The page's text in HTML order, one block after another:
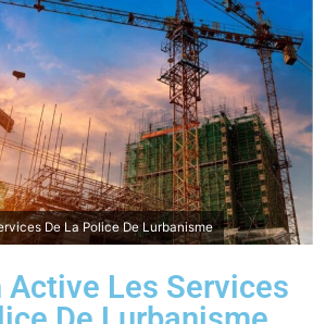
De La Police De Lurbanisme
Active Les Services